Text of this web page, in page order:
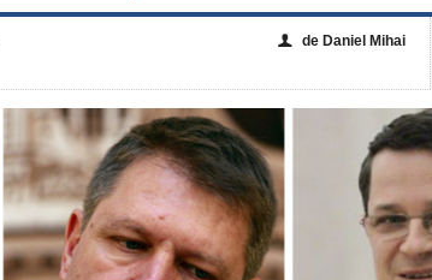
👤 de Daniel Mihai